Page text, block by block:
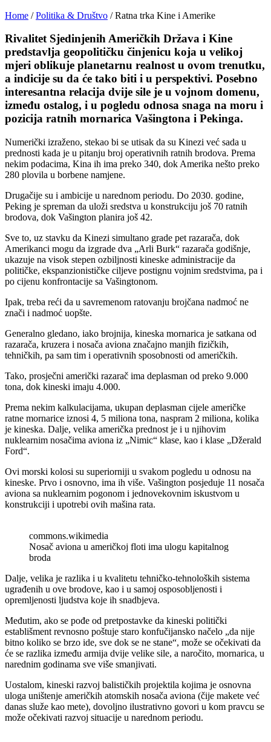
Home / Politika & Društvo / Ratna trka Kine i Amerike
Rivalitet Sjedinjenih Američkih Država i Kine
predstavlja geopolitičku činjenicu koja u velikoj
mjeri oblikuje planetarnu realnost u ovom trenutku,
a indicije su da će tako biti i u perspektivi. Posebno
interesantna relacija dvije sile je u vojnom domenu,
između ostalog, i u pogledu odnosa snaga na moru i
pozicija ratnih mornarica Vašingtona i Pekinga.
Numerički izraženo, stekao bi se utisak da su Kinezi već sada u
prednosti kada je u pitanju broj operativnih ratnih brodova. Prema
nekim podacima, Kina ih ima preko 340, dok Amerika nešto preko
280 plovila u borbene namjene.
Drugačije su i ambicije u narednom periodu. Do 2030. godine,
Peking je spreman da uloži sredstva u konstrukciju još 70 ratnih
brodova, dok Vašington planira još 42.
Sve to, uz stavku da Kinezi simultano grade pet razarača, dok
Amerikanci mogu da izgrade dva „Arli Burk“ razarača godišnje,
ukazuje na visok stepen ozbiljnosti kineske administracije da
političke, ekspanzionističke ciljeve postignu vojnim sredstvima, pa i
po cijenu konfrontacije sa Vašingtonom.
Ipak, treba reći da u savremenom ratovanju brojčana nadmoć ne
znači i nadmoć uopšte.
Generalno gledano, iako brojnija, kineska mornarica je satkana od
razarača, kruzera i nosača aviona značajno manjih fizičkih,
tehničkih, pa sam tim i operativnih sposobnosti od američkih.
Tako, prosječni američki razarač ima deplasman od preko 9.000
tona, dok kineski imaju 4.000.
Prema nekim kalkulacijama, ukupan deplasman cijele američke
ratne mornarice iznosi 4, 5 miliona tona, naspram 2 miliona, kolika
je kineska. Dalje, velika američka prednost je i u njihovim
nuklearnim nosačima aviona iz „Nimic“ klase, kao i klase „Džerald
Ford“.
Ovi morski kolosi su superiorniji u svakom pogledu u odnosu na
kineske. Prvo i osnovno, ima ih više. Vašington posjeduje 11 nosača
aviona sa nuklearnim pogonom i jednovekovnim iskustvom u
konstrukciji i upotrebi ovih mašina rata.
commons.wikimedia
Nosač aviona u američkoj floti ima ulogu kapitalnog
broda
Dalje, velika je razlika i u kvalitetu tehničko-tehnoloških sistema
ugrađenih u ove brodove, kao i u samoj osposobljenosti i
opremljenosti ljudstva koje ih snadbjeva.
Međutim, ako se pođe od pretpostavke da kineski politički
establišment revnosno poštuje staro konfučijansko načelo „da nije
bitno koliko se brzo ide, sve dok se ne stane“, može se očekivati da
će se razlika između armija dvije velike sile, a naročito, mornarica, u
narednim godinama sve više smanjivati.
Uostalom, kineski razvoj balističkih projektila kojima je osnovna
uloga uništenje američkih atomskih nosača aviona (čije makete već
danas služe kao mete), dovoljno ilustrativno govori u kom pravcu se
može očekivati razvoj situacije u narednom periodu.